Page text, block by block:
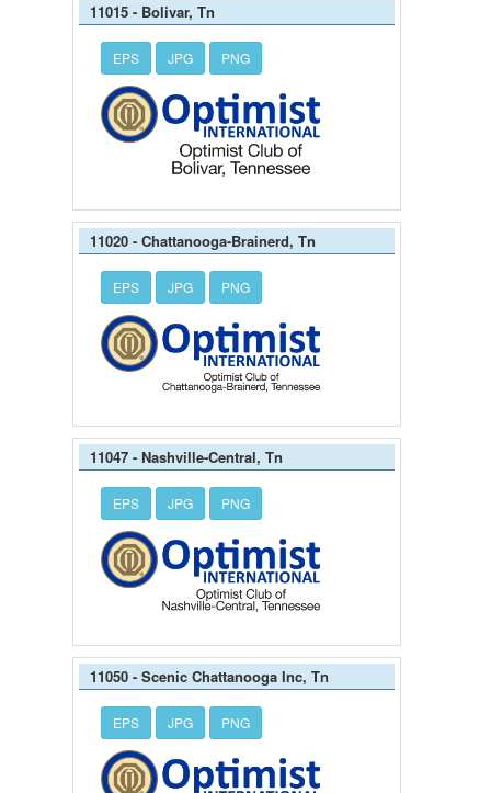
11015 - Bolivar, Tn
EPS JPG PNG
11020 - Chattanooga-Brainerd, Tn
EPS JPG PNG
11047 - Nashville-Central, Tn
EPS JPG PNG
11050 - Scenic Chattanooga Inc, Tn
EPS JPG PNG